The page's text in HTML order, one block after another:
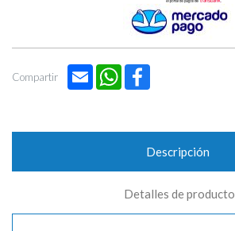
Compartir Email WhatsApp
Descripción
Detalles de producto